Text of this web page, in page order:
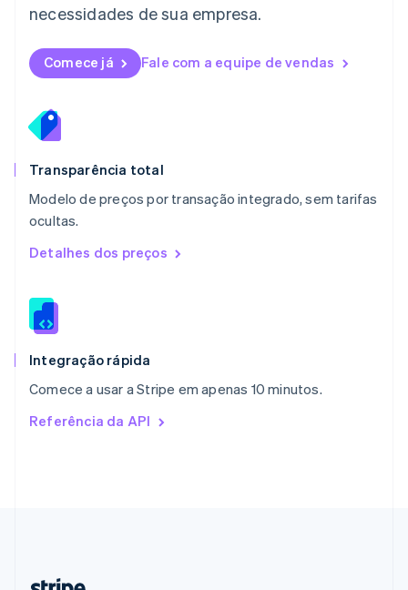
necessidades de sua empresa.
Comece já Fale com a equipe de vendas
Transparência total
Modelo de preços por transação integrado, sem tarifas
ocultas.
Detalhes dos preços
Integração rápida
Comece a usar a Stripe em apenas 10 minutos.
Referência da API
English简体中文
English
México
Noruega
English
English
NederlandsEnglish
Polônia
English
RAE de Hong Kong, China
Reino Unido
English
English
English